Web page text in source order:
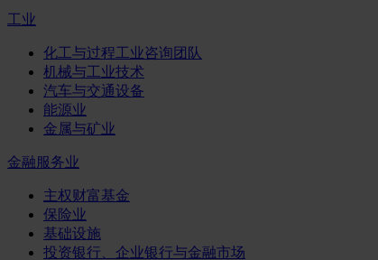
工业
化工与过程工业咨询团队
机械与工业技术
汽车与交通设备
能源业
金属与矿业
金融服务业
主权财富基金
保险业
基础设施
投资银行、企业银行与金融市场